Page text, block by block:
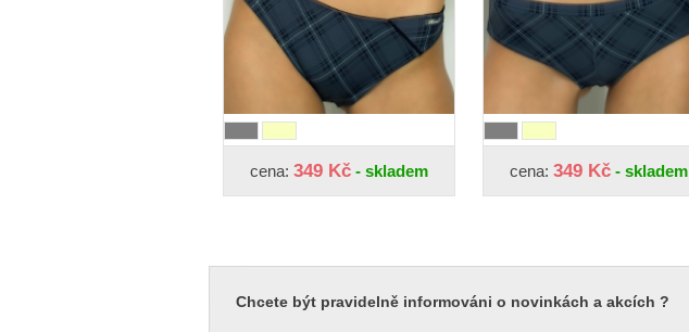
cena: 349 Kč - skladem cena: 349 Kč - skladem
Chcete být pravidelně informováni o novinkách a akcích ?